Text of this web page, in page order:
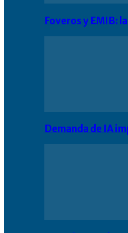
Foveros y EMIB:
Demanda de IA